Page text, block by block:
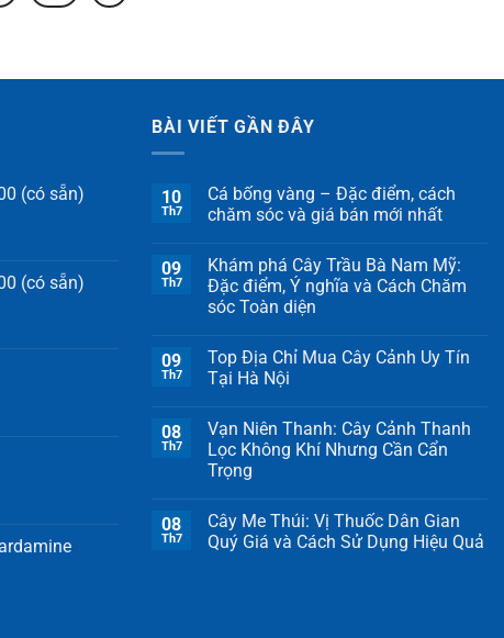
(có sẵn)
(có sẵn)
BÀI VIẾT GẦN ĐÂY
10
Th7
Cá bống vàng – Đặc điểm, cách
chăm sóc và giá bán mới nhất
09
Th7
Khám phá Cây Trầu Bà Nam Mỹ:
Đặc điểm, Ý nghĩa và Cách Chăm
sóc Toàn diện
09
Th7
Top Địa Chỉ Mua Cây Cảnh Uy Tín
Tại Hà Nội
08
Th7
Vạn Niên Thanh: Cây Cảnh Thanh
Lọc Không Khí Nhưng Cần Cẩn
Trọng
08
Th7
Cây Me Thúi: Vị Thuốc Dân Gian
Quý Giá và Cách Sử Dụng Hiệu Quả